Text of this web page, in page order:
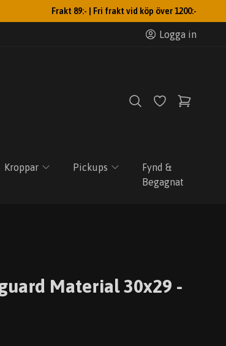
Frakt 89:- | Fri frakt vid köp över 1200:-
Logga in
Kroppar Pickups
Fynd &
Begagnat
Material 30x29 -